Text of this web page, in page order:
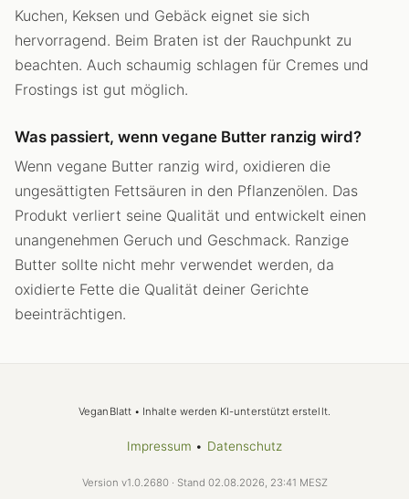
Kuchen, Keksen und Gebäck eignet sie sich
hervorragend. Beim Braten ist der Rauchpunkt zu
beachten. Auch schaumig schlagen für Cremes und
Frostings ist gut möglich.
Was passiert, wenn vegane Butter ranzig wird?
Wenn vegane Butter ranzig wird, oxidieren die
ungesättigten Fettsäuren in den Pflanzenölen. Das
Produkt verliert seine Qualität und entwickelt einen
unangenehmen Geruch und Geschmack. Ranzige
Butter sollte nicht mehr verwendet werden, da
oxidierte Fette die Qualität deiner Gerichte
beeinträchtigen.
VeganBlatt • Inhalte werden KI-unterstützt erstellt.
Impressum • Datenschutz
Version v1.0.2680 · Stand 02.08.2026, 23:41 MESZ